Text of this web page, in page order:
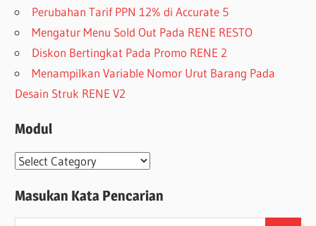
Perubahan Tarif PPN 12% di Accurate 5
Mengatur Menu Sold Out Pada RENE RESTO
Diskon Bertingkat Pada Promo RENE 2
Menampilkan Variable Nomor Urut Barang Pada
Desain Struk RENE V2
Modul
Modul
Masukan Kata Pencarian